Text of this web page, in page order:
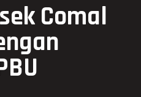
Comal